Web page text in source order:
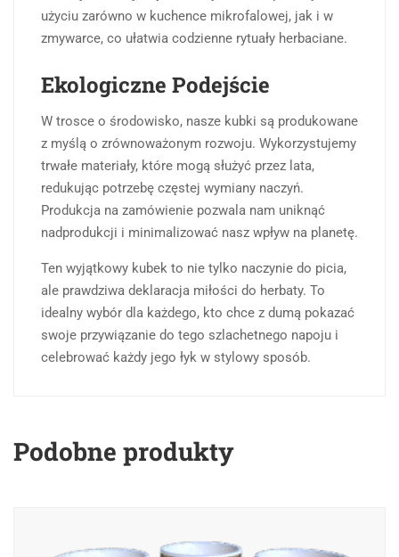
użyciu zarówno w kuchence mikrofalowej, jak i w
zmywarce, co ułatwia codzienne rytuały herbaciane.
Ekologiczne Podejście
W trosce o środowisko, nasze kubki są produkowane
z myślą o zrównoważonym rozwoju. Wykorzystujemy
trwałe materiały, które mogą służyć przez lata,
redukując potrzebę częstej wymiany naczyń.
Produkcja na zamówienie pozwala nam uniknąć
nadprodukcji i minimalizować nasz wpływ na planetę.
Ten wyjątkowy kubek to nie tylko naczynie do picia,
ale prawdziwa deklaracja miłości do herbaty. To
idealny wybór dla każdego, kto chce z dumą pokazać
swoje przywiązanie do tego szlachetnego napoju i
celebrować każdy jego łyk w stylowy sposób.
Podobne produkty